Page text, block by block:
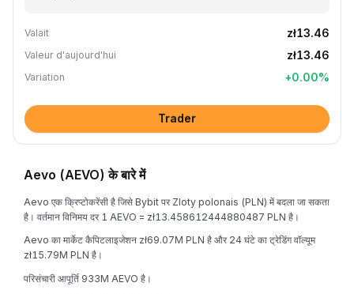
Valait zł13.46
Valeur d'aujourd'hui zł13.46
Variation +0.00%
Trader
Aevo (AEVO) के बारे में
Aevo एक क्रिप्टोकरेंसी है जिसे Bybit पर Zloty polonais (PLN) में बदला जा सकता
है। वर्तमान विनिमय दर 1 AEVO = zł13.458612444880487 PLN है।
Aevo का मार्केट कैपिटलाइजेशन zł69.07M PLN है और 24 घंटे का ट्रेडिंग वॉल्यूम
zł15.79M PLN है।
परिसंचारी आपूर्ति 933M AEVO है।